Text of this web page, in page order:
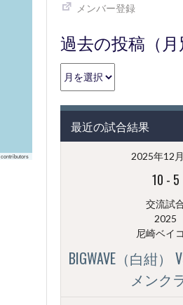
contributors
メンバー登録
過去の投稿（月
去
投
（月
最近の試合結果
2025年12
10 - 5
交流試
2025
尼崎ベイ
BIGWAVE（白紺）
メンク